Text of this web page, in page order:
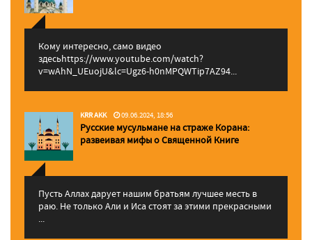
Кому интересно, само видео
здесьhttps://www.youtube.com/watch?
v=wAhN_UEuojU&lc=Ugz6-h0nMPQWTip7AZ94...
KRR AKK 09.06.2024, 18:56
Русские мусульмане на страже Корана:
pазвеивая мифы о Священной Книге
Пусть Аллах дарует нашим братьям лучшее месть в
раю. Не только Али и Иса стоят за этими прекрасными
...